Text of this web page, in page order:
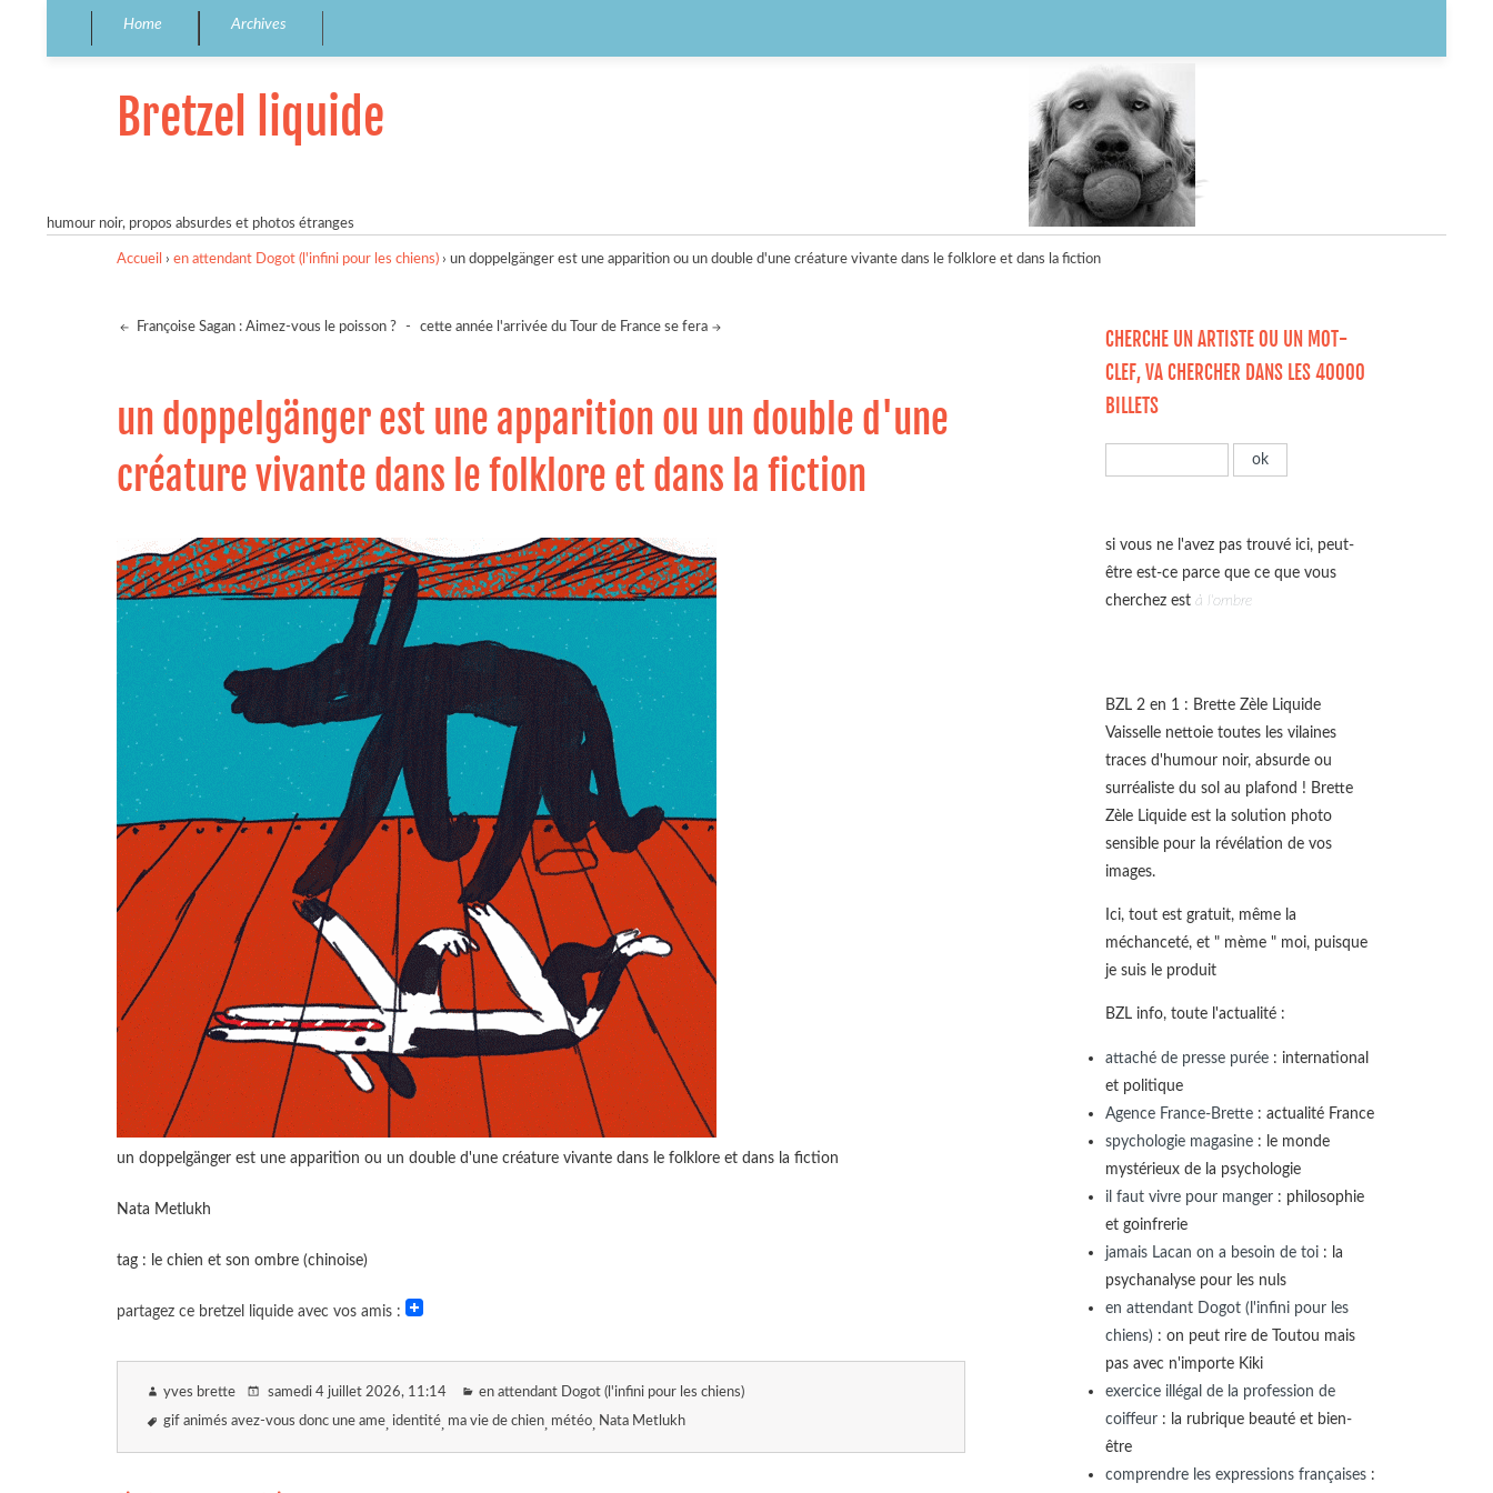
Home Archives
Bretzel liquide
humour noir, propos absurdes et photos étranges
Accueil › en attendant Dogot (l'infini pour les chiens) › un doppelgänger est une apparition ou un double d'une créature vivante dans le folklore et dans la fiction
Françoise Sagan : Aimez-vous le poisson ? - cette année l'arrivée du Tour de France se fera
un doppelgänger est une apparition ou un double d'une
créature vivante dans le folklore et dans la fiction
un doppelgänger est une apparition ou un double d'une créature vivante dans le folklore et dans la fiction
Nata Metlukh
tag : le chien et son ombre (chinoise)
partagez ce bretzel liquide avec vos amis :
yves brette samedi 4 juillet 2026, 11:14 en attendant Dogot (l'infini pour les chiens)
gif animés avez-vous donc une ame identité ma vie de chien météo Nata Metlukh
CHERCHE UN ARTISTE OU UN MOT-
CLEF, VA CHERCHER DANS LES 40000
BILLETS
si vous ne l'avez pas trouvé ici, peut-
être est-ce parce que ce que vous
cherchez està l'ombre
BZL 2 en 1 : Brette Zèle Liquide
Vaisselle nettoie toutes les vilaines
traces d'humour noir, absurde ou
surréaliste du sol au plafond ! Brette
Zèle Liquide est la solution photo
sensible pour la révélation de vos
images.
Ici, tout est gratuit, même la
méchanceté, et " mème " moi, puisque
je suis le produit
BZL info, toute l'actualité :
attaché de presse purée : international
et politique
Agence France-Brette : actualité France
spychologie magasine : le monde
mystérieux de la psychologie
il faut vivre pour manger : philosophie
et goinfrerie
jamais Lacan on a besoin de toi : la
psychanalyse pour les nuls
en attendant Dogot (l'infini pour les
chiens) : on peut rire de Toutou mais
pas avec n'importe Kiki
exercice illégal de la profession de
coiffeur : la rubrique beauté et bien-
être
comprendre les expressions françaises :